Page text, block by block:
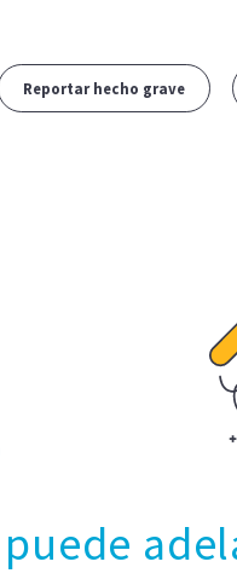
Reportar hecho grave